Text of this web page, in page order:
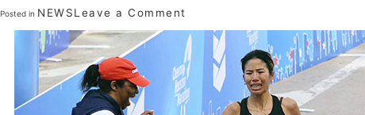
Posted in NEWSLeave a Comment
新
谷
仁
美
歴
代